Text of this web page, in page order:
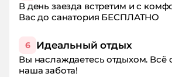
В день заезда встретим и с
Вас до санатория БЕСПЛАТНО
6 Идеальный отдых
Вы наслаждаетесь отдыхом. Всё
наша забота!